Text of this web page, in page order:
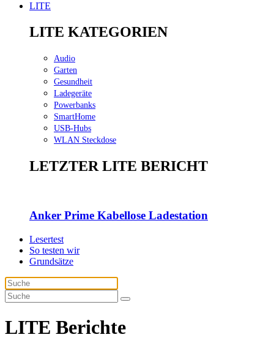
LITE
LITE KATEGORIEN
Audio
Garten
Gesundheit
Ladegeräte
Powerbanks
SmartHome
USB-Hubs
WLAN Steckdose
LETZTER LITE BERICHT
Anker Prime Kabellose Ladestation
Lesertest
So testen wir
Grundsätze
LITE Berichte